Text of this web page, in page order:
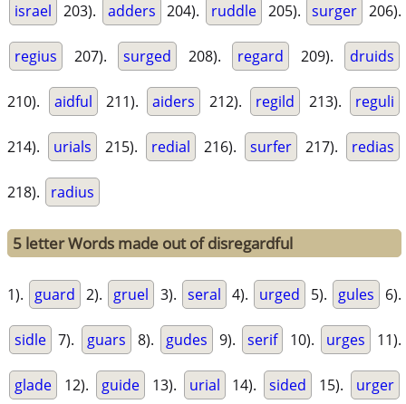
israel 203). adders 204). ruddle 205). surger 206).
regius 207). surged 208). regard 209). druids
210). aidful 211). aiders 212). regild 213). reguli
214). urials 215). redial 216). surfer 217). redias
218). radius
5 letter Words made out of disregardful
1). guard 2). gruel 3). seral 4). urged 5). gules 6).
sidle 7). guars 8). gudes 9). serif 10). urges 11).
glade 12). guide 13). urial 14). sided 15). urger